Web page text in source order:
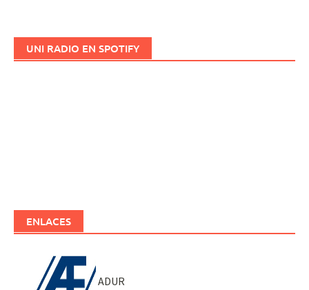
UNI RADIO EN SPOTIFY
ENLACES
ADUR